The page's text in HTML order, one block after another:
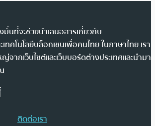
นที่จะช่วยนำเสนอสารเกี่ยวกับ
ทคโนโลยีบล็อกเชนเพื่อคนไทย ในภาษาไทย เรา
ากเว็บไซต์และเว็บบอร์ดต่างประเทศและนำมา
ติดต่อเรา